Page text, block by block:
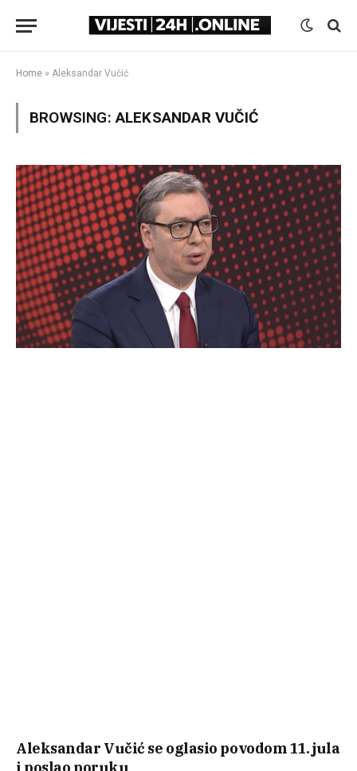
Home » Aleksandar Vučić
BROWSING:ALEKSANDAR VUČIĆ
Aleksandar Vučić se oglasio povodom 11. jula
i poslao poruku